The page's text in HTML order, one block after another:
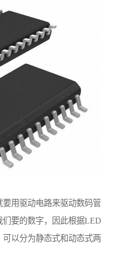
用驱动电路来驱动数码管
要的数字，因此根据LED
以分为静态式和动态式两